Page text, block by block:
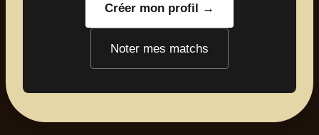
Créer mon profil →
Noter mes matchs